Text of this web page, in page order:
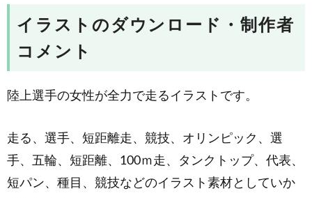
イラストのダウンロード・制作者
コメント
陸上選手の女性が全力で走るイラストです。
走る、選手、短距離走、競技、オリンピック、選
手、五輪、短距離、100ｍ走、タンクトップ、代表、
短パン、種目、競技などのイラスト素材としていか